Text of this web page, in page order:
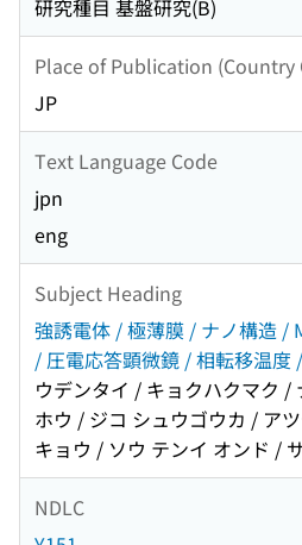
研究種目 基盤研究(B)
Place of Publication (Country
JP
Text Language Code
jpn
eng
Subject Heading
強誘電体 / 極薄膜 / ナノ構造 /
/ 圧電応答顕微鏡 / 相転移温度
ウデンタイ / キョクハクマク /
ホウ / ジコ シュウゴウカ / ア
キョウ / ソウ テンイ オンド /
NDLC